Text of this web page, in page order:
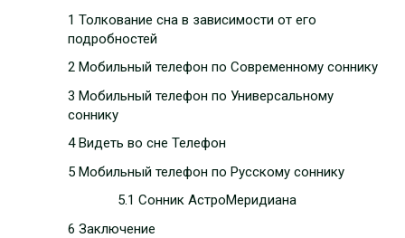
1 Толкование сна в зависимости от его
подробностей
2 Мобильный телефон по Современному соннику
3 Мобильный телефон по Универсальному
соннику
4 Видеть во сне Телефон
5 Мобильный телефон по Русскому соннику
5.1 Сонник АстроМеридиана
6 Заключение